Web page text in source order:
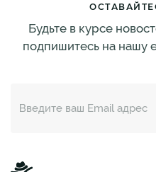
Будьте в курсе
подпишитесь на нашу